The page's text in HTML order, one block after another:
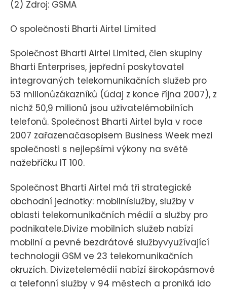
(2) Zdroj: GSMA
O společnosti Bharti Airtel Limited
Společnost Bharti Airtel Limited, člen skupiny
Bharti Enterprises, jepřední poskytovatel
integrovaných telekomunikačních služeb pro
53 milionůzákazníků (údaj z konce října 2007), z
nichž 50,9 milionů jsou uživatelémobilních
telefonů. Společnost Bharti Airtel byla v roce
2007 zařazenačasopisem Business Week mezi
společnosti s nejlepšími výkony na světě
nažebříčku IT 100.
Společnost Bharti Airtel má tři strategické
obchodní jednotky: mobilníslužby, služby v
oblasti telekomunikačních médií a služby pro
podnikatele.Divize mobilních služeb nabízí
mobilní a pevné bezdrátové službyvyužívající
technologii GSM ve 23 telekomunikačních
okruzích. Divizetelemédií nabízí širokopásmové
a telefonní služby v 94 městech a proniká ido